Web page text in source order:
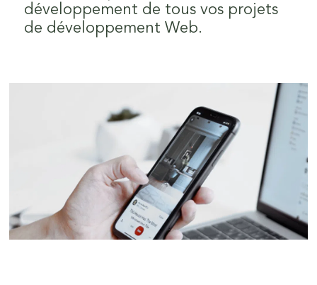
développement de tous vos projets
de développement Web.